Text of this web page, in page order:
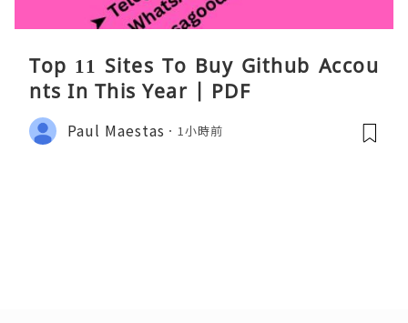
Top 11 Sites To Buy Github Accou
nts In This Year | PDF
Paul Maestas 1小時前